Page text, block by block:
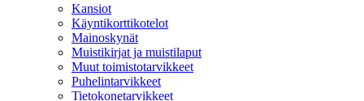
Kansiot
Käyntikorttikotelot
Mainoskynät
Muistikirjat ja muistilaput
Muut toimistotarvikkeet
Puhelintarvikkeet
Tietokonetarvikkeet